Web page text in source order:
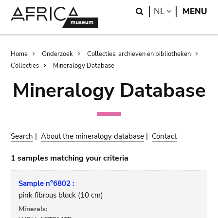
Search
NL LANGUAGE
MENU
Breadcrumb
Home Onderzoek
Collecties, archieven en bibliotheken
Collecties
Mineralogy Database
Mineralogy Database
Search |About the mineralogy database | Contact
1 samples matching your criteria
Sample n°6802 :
pink fibrous block (10 cm)
Minerals: